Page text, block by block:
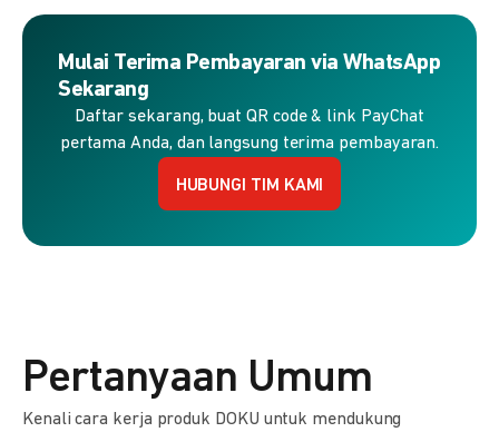
Mulai Terima Pembayaran via WhatsApp
Sekarang
Daftar sekarang, buat QR code & link PayChat
pertama Anda, dan langsung terima pembayaran.
HUBUNGI TIM KAMI
Pertanyaan Umum
Kenali cara kerja produk DOKU untuk mendukung